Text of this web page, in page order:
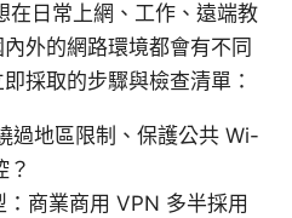
在日常上網、工作、遠端教
外的網路環境都會有不同
採取的步驟與檢查清單：
過地區限制、保護公共 Wi-
？
商業商用 VPN 多半採用